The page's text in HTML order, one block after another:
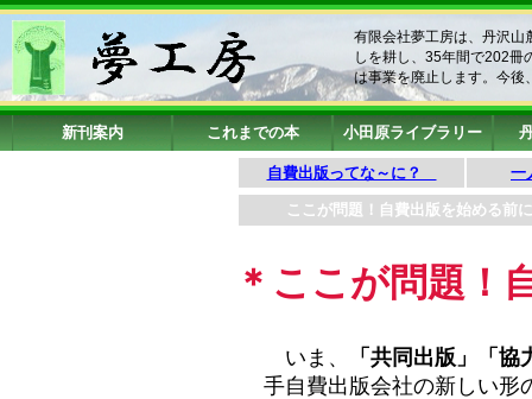
有限会社夢工房は、丹沢山
しを耕し、35年間で202冊
は事業を廃止します。今後
新刊案内 これまでの本 小田原ライブラリー
自費出版ってな～に？ 一
ここが問題！自費出版を始める前に
＊ここが問題！
いま、
「共同出版」「協
手自費出版会社の新しい形